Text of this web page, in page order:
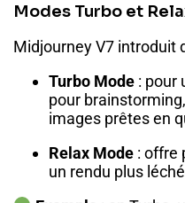
Modes Turbo et
Midjourney V7 introduit
Turbo Mode : pour
pour
images prêtes en
Relax Mode : offre
un rendu plus